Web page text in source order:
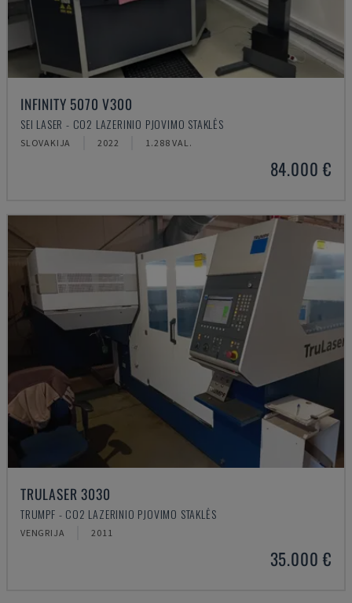
INFINITY 5070 V300
SEI LASER - CO2 LAZERINIO PJOVIMO STAKLĖS
SLOVAKIJA 2022 1.288 VAL.
84.000 €
TRULASER 3030
TRUMPF - CO2 LAZERINIO PJOVIMO STAKLĖS
VENGRIJA 2011
35.000 €